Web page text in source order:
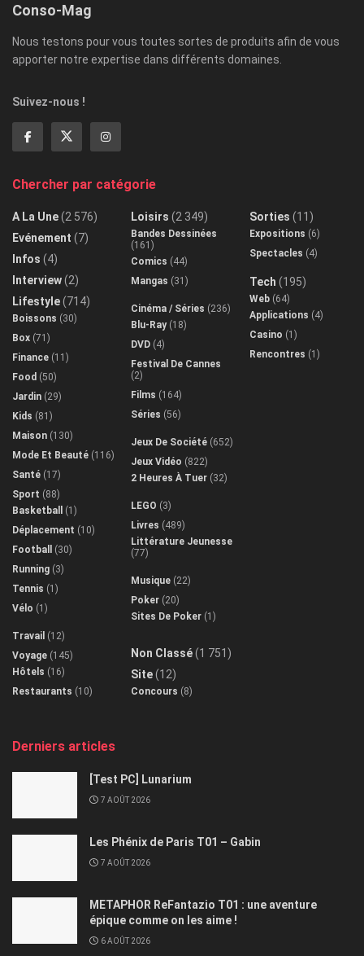
Conso-Mag
Nous testons pour vous toutes sortes de produits afin de vous
apporter notre expertise dans différents domaines.
Suivez-nous !
Chercher par catégorie
A La Une(2 576)
Evénement (7)
Infos (4)
Interview(2)
Lifestyle(714)
Boissons (30)
Box (71)
Finance (11)
Food (50)
Jardin (29)
Kids (81)
Maison (130)
Mode Et Beauté (116)
Santé (17)
Sport (88)
Basketball
(1)
Déplacement (10)
Football
(30)
Running (3)
Tennis (1)
Vélo (1)
Travail (12)
Voyage (145)
Hôtels (16)
Restaurants (10)
Loisirs (2 349)
Bandes Dessinées
(161)
Comics (44)
Mangas (31)
Cinéma / Séries (236)
Blu-Ray(18)
DVD (4)
Festival De Cannes
(2)
Films (164)
Séries (56)
Jeux De Société (652)
Jeux Vidéo (822)
2 Heures À Tuer (32)
LEGO (3)
Livres (489)
Littérature Jeunesse
(77)
Musique (22)
Poker (20)
Sites De Poker (1)
Non Classé(1 751)
Site(12)
Concours (8)
Sorties (11)
Expositions (6)
Spectacles (4)
Tech (195)
Web (64)
Applications (4)
Casino (1)
Rencontres (1)
Derniers articles
[Test PC] Lunarium
7 AOÛT 2026
Les Phénix de Paris T01 – Gabin
7 AOÛT 2026
METAPHOR ReFantazio T01 : une aventure
épique comme on les aime !
6 AOÛT 2026